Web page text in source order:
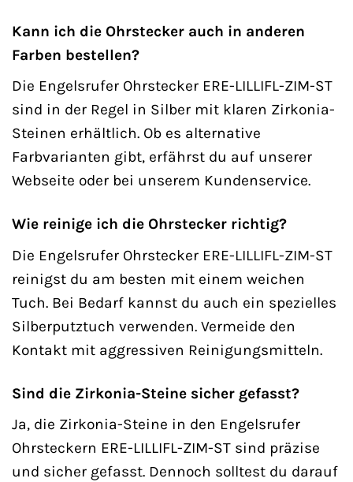
Kann ich die Ohrstecker auch in anderen
Farben bestellen?
Die Engelsrufer Ohrstecker ERE-LILLIFL-ZIM-ST
sind in der Regel in Silber mit klaren Zirkonia-
Steinen erhältlich. Ob es alternative
Farbvarianten gibt, erfährst du auf unserer
Webseite oder bei unserem Kundenservice.
Wie reinige ich die Ohrstecker richtig?
Die Engelsrufer Ohrstecker ERE-LILLIFL-ZIM-ST
reinigst du am besten mit einem weichen
Tuch. Bei Bedarf kannst du auch ein spezielles
Silberputztuch verwenden. Vermeide den
Kontakt mit aggressiven Reinigungsmitteln.
Sind die Zirkonia-Steine sicher gefasst?
Ja, die Zirkonia-Steine in den Engelsrufer
Ohrsteckern ERE-LILLIFL-ZIM-ST sind präzise
und sicher gefasst. Dennoch solltest du darauf